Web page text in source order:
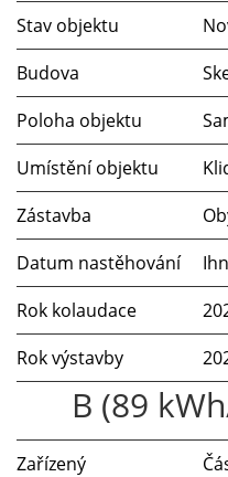
Stav objektu
Budova
Poloha objektu
Umístění objektu
Zástavba
Datum nastěhování
Rok kolaudace
Rok výstavby
B (89
Zařízený